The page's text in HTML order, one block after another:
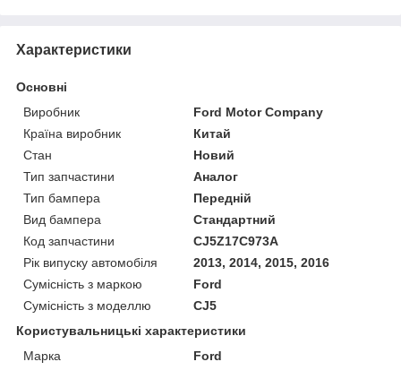
Характеристики
Основні
Виробник
Ford Motor Company
Країна виробник
Китай
Стан
Новий
Тип запчастини
Аналог
Тип бампера
Передній
Вид бампера
Стандартний
Код запчастини
CJ5Z17C973A
Рік випуску автомобіля
2013, 2014, 2015, 2016
Сумісність з маркою
Ford
Сумісність з моделлю
CJ5
Користувальницькі характеристики
Марка
Ford